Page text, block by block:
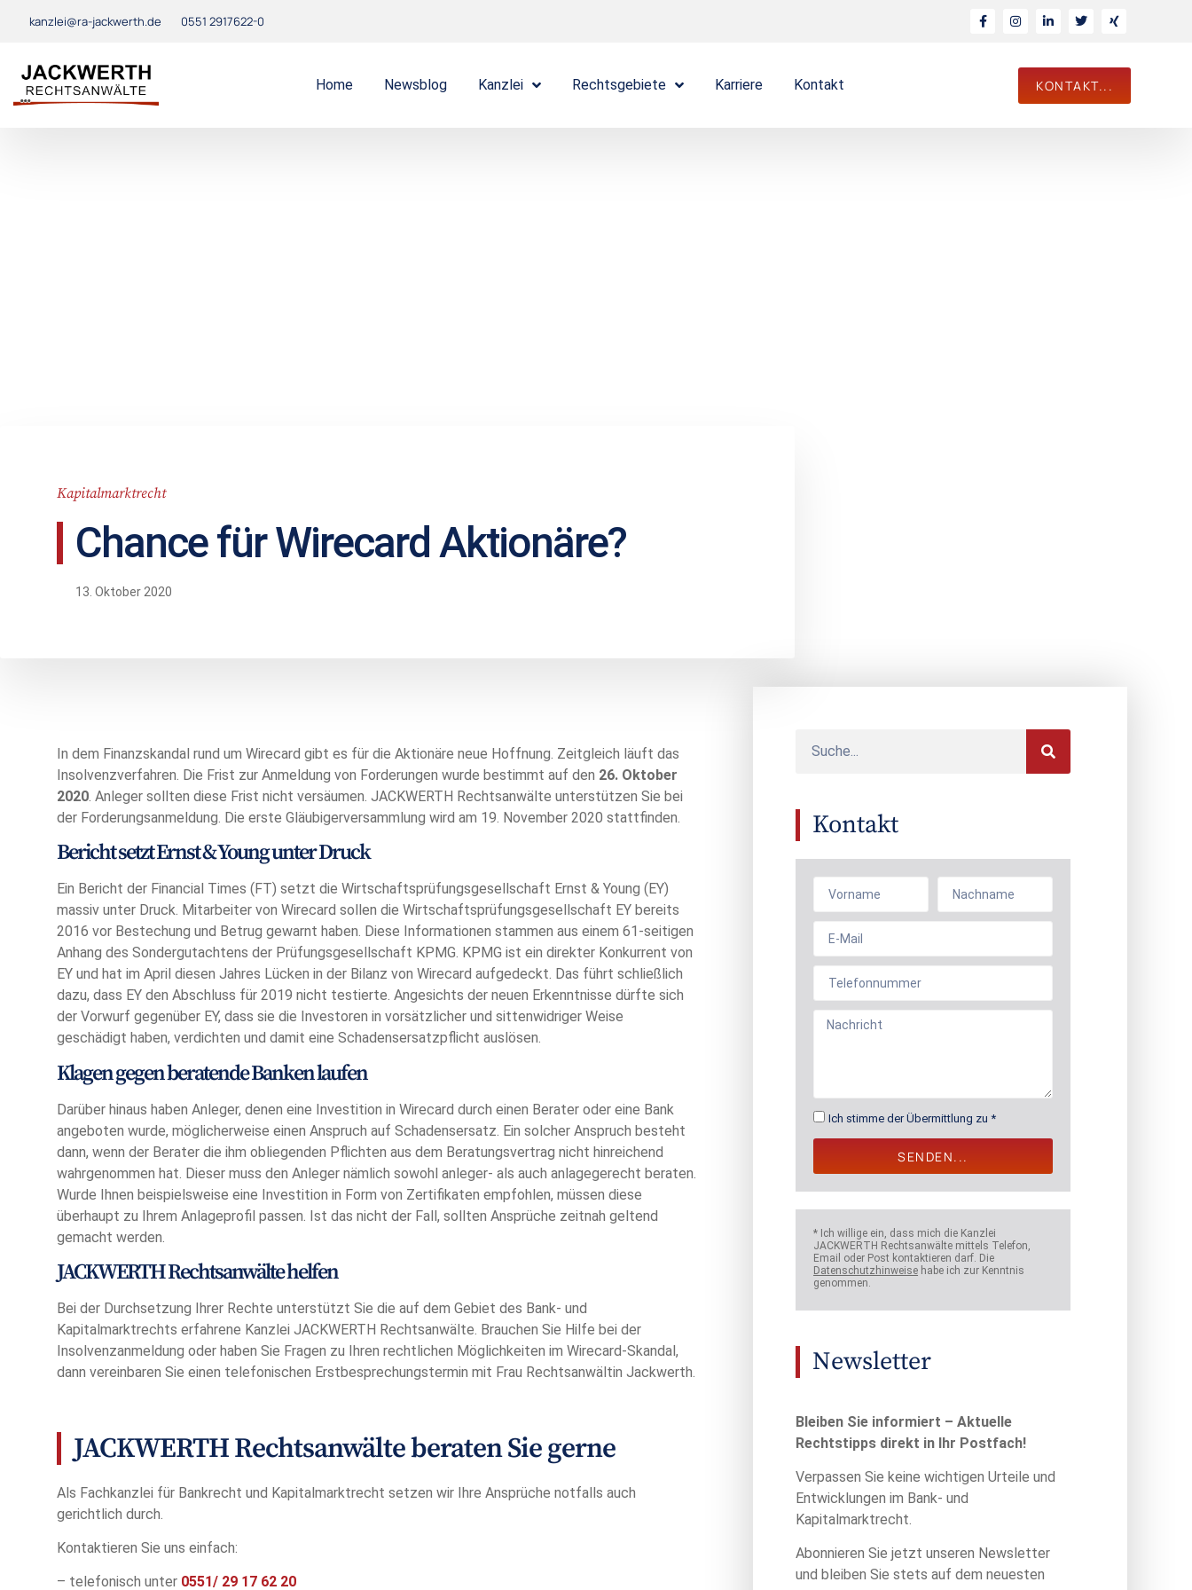
kanzlei@ra-jackwerth.de 0551 2917622-0
Home Newsblog Kanzlei Rechtsgebiete Karriere Kontakt KONTAKT...
Kapitalmarktrecht
Chance für Wirecard Aktionäre?
13. Oktober 2020
In dem Finanzskandal rund um Wirecard gibt es für die Aktionäre neue Hoffnung. Zeitgleich läuft das
Insolvenzverfahren. Die Frist zur Anmeldung von Forderungen wurde bestimmt auf den 26. Oktober
2020. Anleger sollten diese Frist nicht versäumen. JACKWERTH Rechtsanwälte unterstützen Sie bei
der Forderungsanmeldung. Die erste Gläubigerversammlung wird am 19. November 2020 stattfinden.
Bericht setzt Ernst & Young unter Druck
Ein Bericht der Financial Times (FT) setzt die Wirtschaftsprüfungsgesellschaft Ernst & Young (EY)
massiv unter Druck. Mitarbeiter von Wirecard sollen die Wirtschaftsprüfungsgesellschaft EY bereits
2016 vor Bestechung und Betrug gewarnt haben. Diese Informationen stammen aus einem 61-seitigen
Anhang des Sondergutachtens der Prüfungsgesellschaft KPMG. KPMG ist ein direkter Konkurrent von
EY und hat im April diesen Jahres Lücken in der Bilanz von Wirecard aufgedeckt. Das führt schließlich
dazu, dass EY den Abschluss für 2019 nicht testierte. Angesichts der neuen Erkenntnisse dürfte sich
der Vorwurf gegenüber EY, dass sie die Investoren in vorsätzlicher und sittenwidriger Weise
geschädigt haben, verdichten und damit eine Schadensersatzpflicht auslösen.
Klagen gegen beratende Banken laufen
Darüber hinaus haben Anleger, denen eine Investition in Wirecard durch einen Berater oder eine Bank
angeboten wurde, möglicherweise einen Anspruch auf Schadensersatz. Ein solcher Anspruch besteht
dann, wenn der Berater die ihm obliegenden Pflichten aus dem Beratungsvertrag nicht hinreichend
wahrgenommen hat. Dieser muss den Anleger nämlich sowohl anleger- als auch anlagegerecht beraten.
Wurde Ihnen beispielsweise eine Investition in Form von Zertifikaten empfohlen, müssen diese
überhaupt zu Ihrem Anlageprofil passen. Ist das nicht der Fall, sollten Ansprüche zeitnah geltend
gemacht werden.
JACKWERTH Rechtsanwälte helfen
Bei der Durchsetzung Ihrer Rechte unterstützt Sie die auf dem Gebiet des Bank- und
Kapitalmarktrechts erfahrene Kanzlei JACKWERTH Rechtsanwälte. Brauchen Sie Hilfe bei der
Insolvenzanmeldung oder haben Sie Fragen zu Ihren rechtlichen Möglichkeiten im Wirecard-Skandal,
dann vereinbaren Sie einen telefonischen Erstbesprechungstermin mit Frau Rechtsanwältin Jackwerth.
JACKWERTH Rechtsanwälte beraten Sie gerne
Als Fachkanzlei für Bankrecht und Kapitalmarktrecht setzen wir Ihre Ansprüche notfalls auch
gerichtlich durch.
Kontaktieren Sie uns einfach:
– telefonisch unter 0551/ 29 17 62 20
Kontakt
Ich stimme der Übermittlung zu *
SENDEN...
* Ich willige ein, dass mich die Kanzlei
JACKWERTH Rechtsanwälte mittels Telefon,
Email oder Post kontaktieren darf. Die
Datenschutzhinweise habe ich zur Kenntnis
genommen.
Newsletter
Bleiben Sie informiert – Aktuelle
Rechtstipps direkt in Ihr Postfach!
Verpassen Sie keine wichtigen Urteile und
Entwicklungen im Bank- und
Kapitalmarktrecht.
Abonnieren Sie jetzt unseren Newsletter
und bleiben Sie stets auf dem neuesten